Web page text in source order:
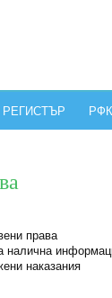
права
налична
наказания